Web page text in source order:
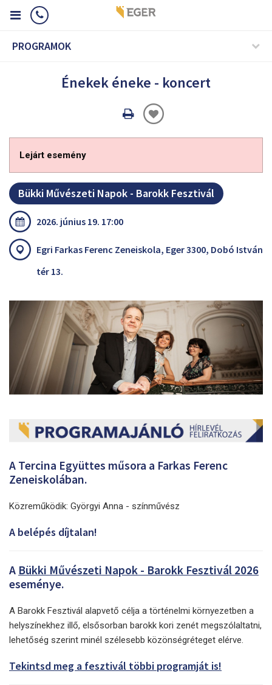
PROGRAMOK
Énekek éneke - koncert
Oldal
Lejárt esemény
Bükki Művészeti Napok - Barokk Fesztivál
2026. június 19. 17:00
Egri Farkas Ferenc Zeneiskola, Eger 3300, Dobó István
tér 13.
A Tercina Együttes műsora a Farkas Ferenc
Zeneiskolában.
Közreműködik: Györgyi Anna - színművész
A belépés díjtalan!
A Bükki Művészeti Napok - Barokk Fesztivál 2026
eseménye.
A Barokk Fesztivál alapvető célja a történelmi környezetben a
helyszínekhez illő, elsősorban barokk kori zenét megszólaltatni,
lehetőség szerint minél szélesebb közönségréteget elérve.
Tekintsd meg a fesztivál többi programját is!